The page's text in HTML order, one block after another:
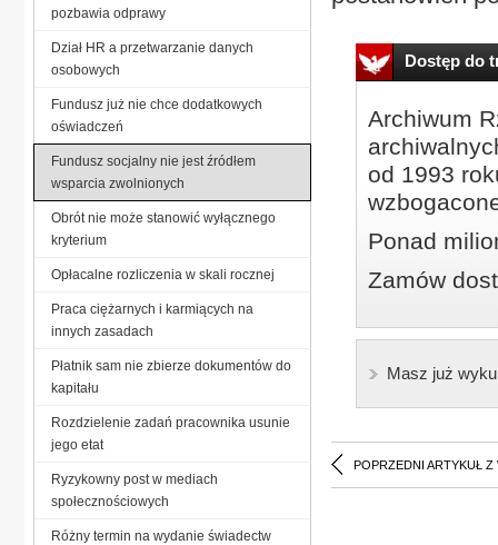
Dostęp do
Archiwum
od 1993
Ponad
Zamów
Masz już
POPRZEDNI ARTYKUŁ Z
pozbawia odprawy
Dział HR a przetwarzanie danych
osobowych
Fundusz już nie chce dodatkowych
oświadczeń
Fundusz socjalny nie jest źródłem
wsparcia zwolnionych
Obrót nie może stanowić wyłącznego
kryterium
Opłacalne rozliczenia w skali rocznej
Praca ciężarnych i karmiących na
innych zasadach
Płatnik sam nie zbierze dokumentów do
kapitału
Rozdzielenie zadań pracownika usunie
jego etat
Ryzykowny post w mediach
społecznościowych
Różny termin na wydanie świadectw